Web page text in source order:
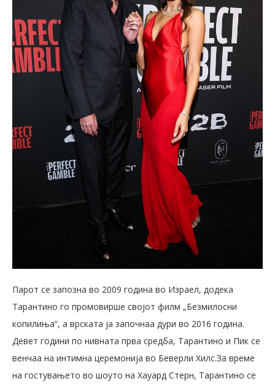
Парот се запозна во 2009 година во Израел, додека
Тарантино го промовирше својот филм „Безмилосни
копилиња“, а врската ја започнаа дури во 2016 година.
Девет години по нивната прва средба, Тарантино и Пик се
венчаа на интимна церемонија во Беверли Хилс.За време
на гостувањето во шоуто на Хауард Стерн, Тарантино се